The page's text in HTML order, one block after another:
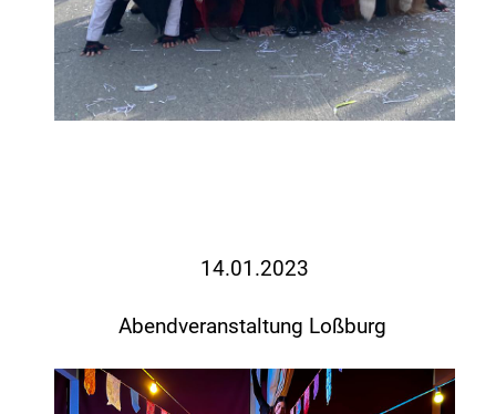
14.01 .2023
Abendveranstaltung Loßburg